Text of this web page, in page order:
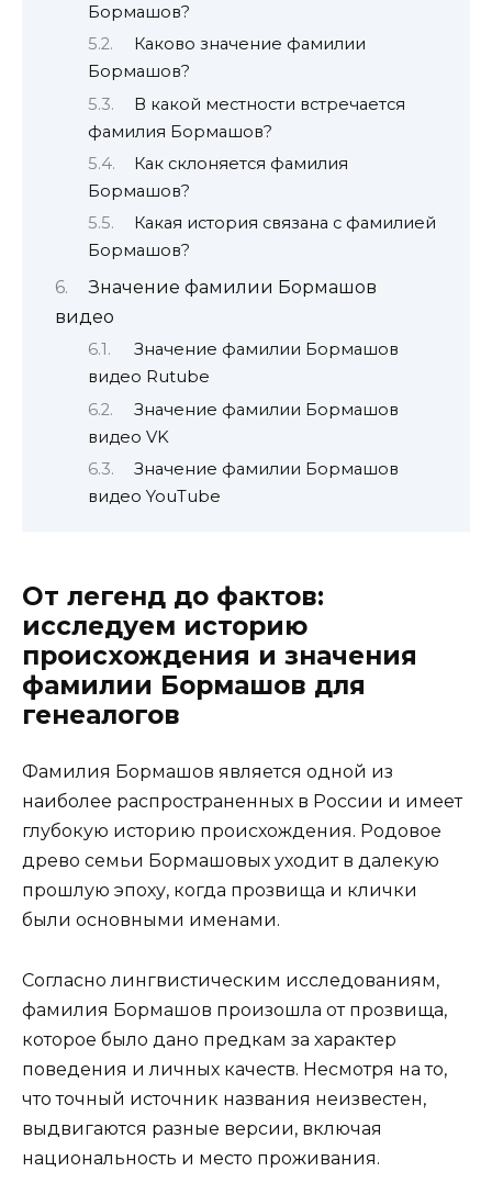
Бормашов?
Каково значение фамилии
Бормашов?
В какой местности встречается
фамилия Бормашов?
Как склоняется фамилия
Бормашов?
Какая история связана с фамилией
Бормашов?
Значение фамилии Бормашов
видео
Значение фамилии Бормашов
видео Rutube
Значение фамилии Бормашов
видео VK
Значение фамилии Бормашов
видео YouTube
От легенд до фактов:
исследуем историю
происхождения и значения
фамилии Бормашов для
генеалогов
Фамилия Бормашов является одной из
наиболее распространенных в России и имеет
глубокую историю происхождения. Родовое
древо семьи Бормашовых уходит в далекую
прошлую эпоху, когда прозвища и клички
были основными именами.
Согласно лингвистическим исследованиям,
фамилия Бормашов произошла от прозвища,
которое было дано предкам за характер
поведения и личных качеств. Несмотря на то,
что точный источник названия неизвестен,
выдвигаются разные версии, включая
национальность и место проживания.